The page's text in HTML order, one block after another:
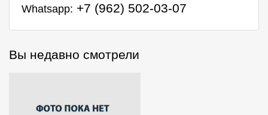
Whatsapp: +7 (962) 502-03-07
Вы недавно смотрели